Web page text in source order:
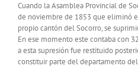
Cuando la Asamblea Provincial de
de noviembre de 1853 que eliminó
propio cantón del Socorro, se
En ese momento este contaba con
a esta supresión fue restituido
constituir parte del departamento